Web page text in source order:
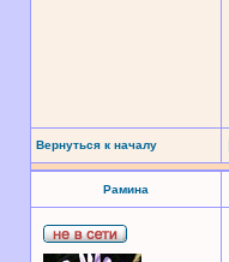
Вернуться к началу
Рамина